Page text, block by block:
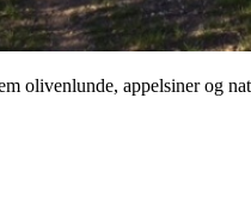
olivenlunde, appelsiner og